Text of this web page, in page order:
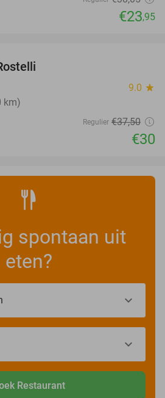
€23,95
9.0 star
km)
Regulier €37,50
€30
spontaan uit
eten?
Restaurant